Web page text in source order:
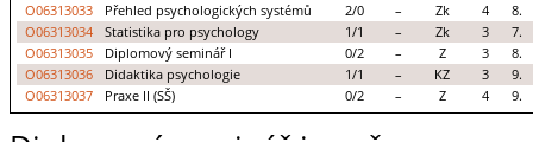
O06313033
Přehled psychologických systémů 2/0 – Zk 4
8.
O06313034
Statistika pro psychology 1/1 – Zk 3
7.
O06313035
Diplomový seminář I 0/2 – Z 3
8.
O06313036
Didaktika psychologie 1/1 – KZ 3
9.
O06313037
Praxe II (SŠ) 0/2 – Z 4 9.